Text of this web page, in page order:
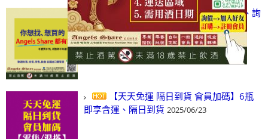
【凡酒問Angels Share】線上選酒、詢
(尋)酒、詢價、零售、批發，看這裡!
2024/03/01
【天天免運 隔日到貨 會員加碼】6瓶
即享含運、隔日到貨 2025/06/23